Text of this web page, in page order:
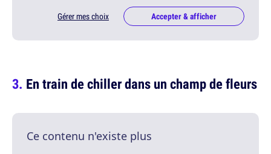
Gérer mes choix Accepter & afficher
En train de chiller dans un champ de fleurs
Ce contenu n'existe plus